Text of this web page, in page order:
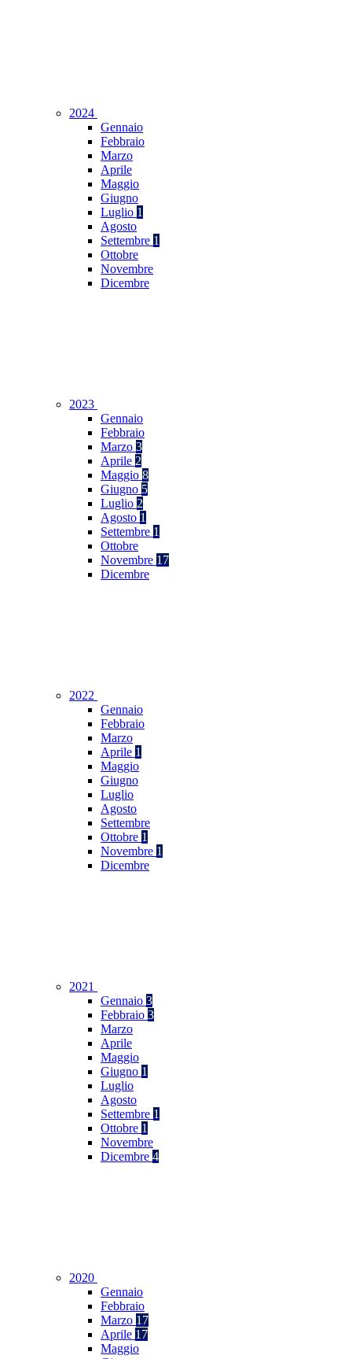
2024
Gennaio
Febbraio
Marzo
Aprile
Maggio
Giugno
Luglio 1
Agosto
Settembre 1
Ottobre
Novembre
Dicembre
2023
Gennaio
Febbraio
Marzo 3
Aprile 2
Maggio 8
Giugno 5
Luglio 2
Agosto 1
Settembre 1
Ottobre
Novembre 17
Dicembre
2022
Gennaio
Febbraio
Marzo
Aprile 1
Maggio
Giugno
Luglio
Agosto
Settembre
Ottobre 1
Novembre 1
Dicembre
2021
Gennaio 3
Febbraio 3
Marzo
Aprile
Maggio
Giugno 1
Luglio
Agosto
Settembre 1
Ottobre 1
Novembre
Dicembre 4
2020
Gennaio
Febbraio
Marzo 17
Aprile 17
Maggio